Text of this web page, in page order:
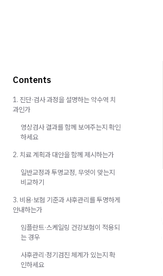
Contents
1. 진단·검사 과정을 설명하는 약수역 치
과인가
영상검사 결과를 함께 보여주는지 확인
하세요
2. 치료 계획과 대안을 함께 제시하는가
일반교정과 투명교정, 무엇이 맞는지
비교하기
3. 비용·보험 기준과 사후관리를 투명하게
안내하는가
임플란트·스케일링 건강보험이 적용되
는 경우
사후관리·정기검진 체계가 있는지 확
인하세요